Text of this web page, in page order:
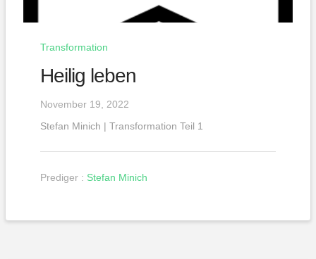
Transformation
Heilig leben
November 19, 2022
Stefan Minich | Transformation Teil 1
Prediger : Stefan Minich